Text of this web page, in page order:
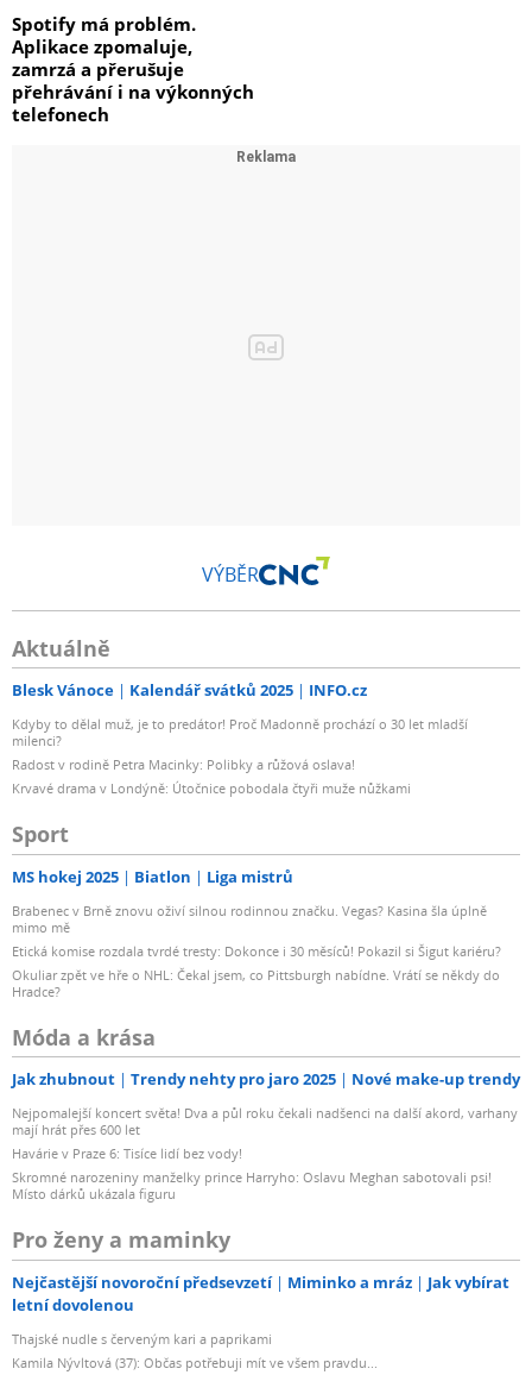
Spotify má problém.
Aplikace zpomaluje,
zamrzá a přerušuje
přehrávání i na výkonných
telefonech
VÝBĚR
Aktuálně
Blesk Vánoce Kalendář svátků 2025 INFO.cz
Kdyby to dělal muž, je to predátor! Proč Madonně prochází o 30 let mladší
milenci?
Radost v rodině Petra Macinky: Polibky a růžová oslava!
Krvavé drama v Londýně: Útočnice pobodala čtyři muže nůžkami
Sport
MS hokej 2025 Biatlon Liga mistrů
Brabenec v Brně znovu oživí silnou rodinnou značku. Vegas? Kasina šla úplně
mimo mě
Etická komise rozdala tvrdé tresty: Dokonce i 30 měsíců! Pokazil si Šigut kariéru?
Okuliar zpět ve hře o NHL: Čekal jsem, co Pittsburgh nabídne. Vrátí se někdy do
Hradce?
Móda a krása
Jak zhubnout Trendy nehty pro jaro 2025 Nové make-up trendy
Nejpomalejší koncert světa! Dva a půl roku čekali nadšenci na další akord, varhany
mají hrát přes 600 let
Havárie v Praze 6: Tisíce lidí bez vody!
Skromné narozeniny manželky prince Harryho: Oslavu Meghan sabotovali psi!
Místo dárků ukázala figuru
Pro ženy a maminky
Nejčastější novoroční předsevzetí Miminko a mráz
Jak vybírat
letní dovolenou
Thajské nudle s červeným kari a paprikami
Kamila Nývltová (37): Občas potřebuji mít ve všem pravdu...